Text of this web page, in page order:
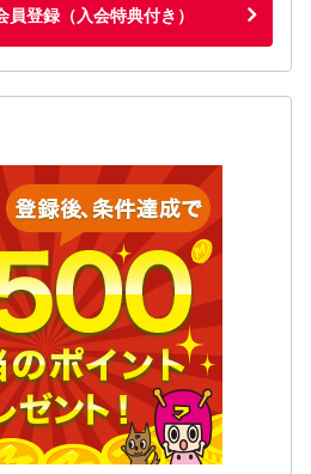
員登録（入会特典付き）